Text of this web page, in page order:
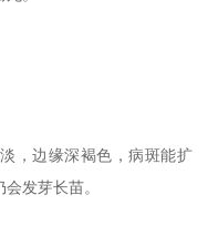
，边缘深褐色，病斑能扩
发芽长苗。